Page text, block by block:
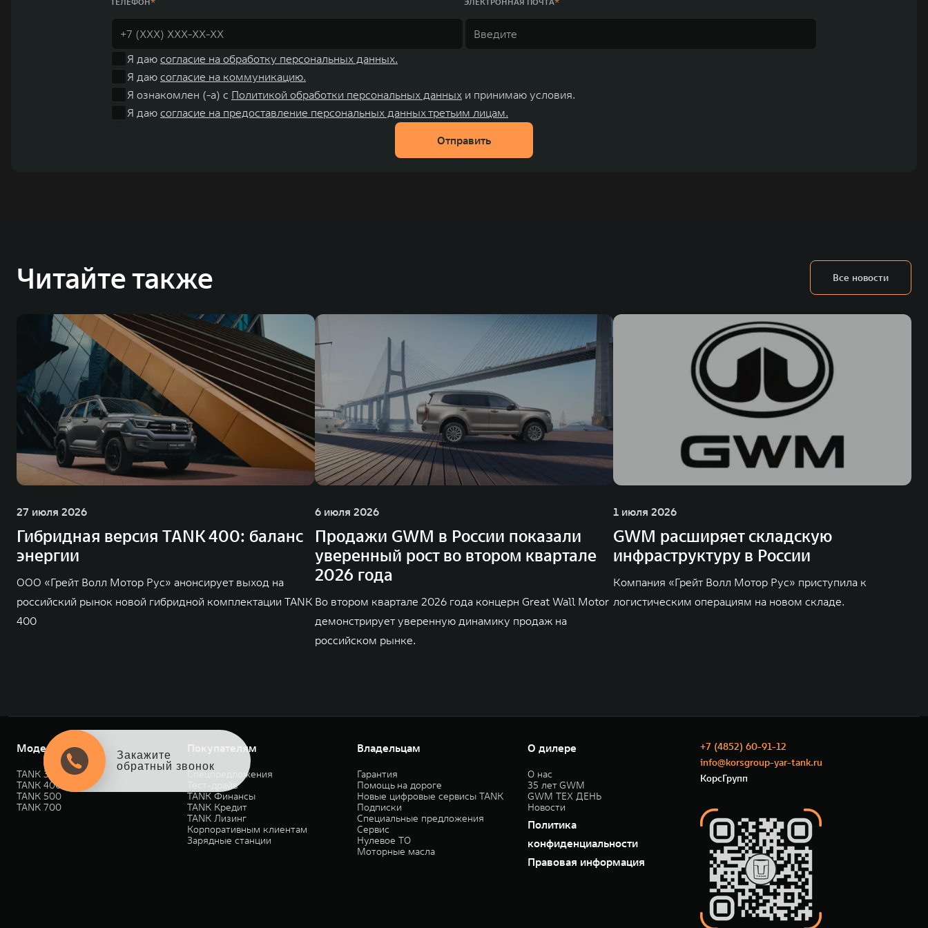
Я даю согласие на обработку персональных данных.
Я даю согласие на коммуникацию.
Я ознакомлен (-а) с Политикой обработки персональных данных и принимаю условия.
Я даю согласие на предоставление персональных данных третьим лицам.
Отправить
Читайте также Все новости
27 июля 2026
Гибридная версия TANK 400: баланс
энергии
ООО «Грейт Волл Мотор Рус» анонсирует выход на
российский рынок новой гибридной комплектации TANK
400
6 июля 2026
Продажи GWM в России показали
уверенный рост во втором квартале
2026 года
Во втором квартале 2026 года концерн Great Wall Motor
демонстрирует уверенную динамику продаж на
российском рынке.
1 июля 2026
GWM расширяет складскую
инфраструктуру в России
Компания «Грейт Волл Мотор Рус» приступила к
логистическим операциям на новом складе.
Модели
TANK 300
TANK 400
TANK 500
TANK 700
Покупателям
Спецпредложения
Тест-драйв
TANK Финансы
TANK Кредит
TANK Лизинг
Корпоративным клиентам
Зарядные станции
Владельцам
Гарантия
Помощь на дороге
Новые цифровые сервисы TANK
Подписки
Специальные предложения
Сервис
Нулевое ТО
Моторные масла
О дилере
О нас
35 лет GWM
GWM ТЕХ ДЕНЬ
Новости
Политика
конфиденциальности
Правовая информация
+7 (4852) 60-91-12
info@korsgroup-yar-tank.ru
КорсГрупп
Закажите
обратный звонок